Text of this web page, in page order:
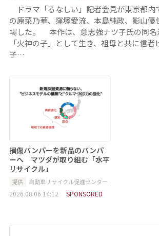
ドラマ「るなしい」記者会見が東京都内
の原菜乃華、窪塚愛流、本島純政、影山優
場した。 本作は、意志強ナツ子氏の同名
「火神の子」として生き、祖母と共に信
子…
損傷バンパーを新品のバンパ
ーへ マツダが取り組む「水平
リサイクル」
提供 自動車リサイクル促進センター
2026.08.06 14:12 SPONSORED